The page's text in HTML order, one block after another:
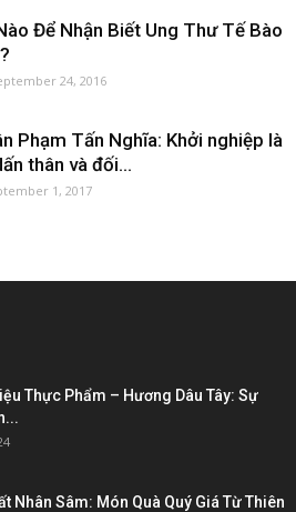
Để Nhận Biết Ung Thư Tế Bào
24, 2016
Phạm Tấn Nghĩa: Khởi nghiệp là
thân và đối...
1, 2017
Thực Phẩm – Hương Dâu Tây: Sự
Nhân Sâm: Món Quà Quý Giá Từ Thiên